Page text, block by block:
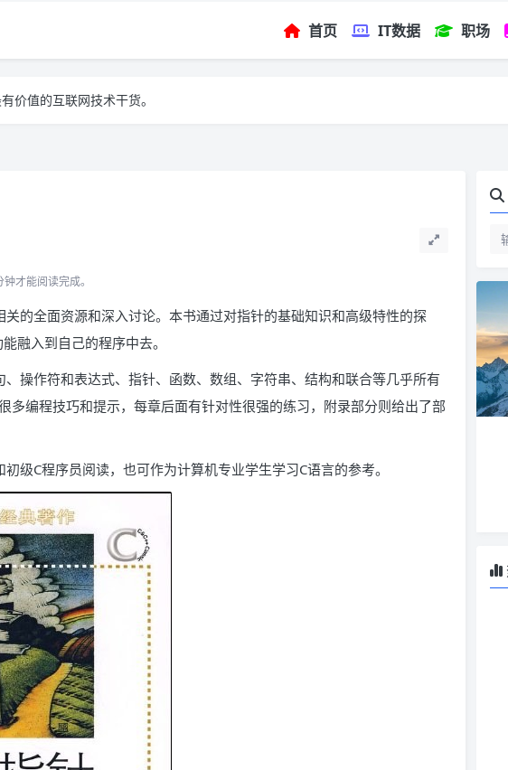
首页 IT数据 职场
价值的互联网技术干货。
才能阅读完成。
关的全面资源和深入讨论。本书通过对指针的基础知识和高级特性的探
融入到自己的程序中去。
操作符和表达式、指针、函数、数组、字符串、结构和联合等几乎所有
多编程技巧和提示，每章后面有针对性很强的练习，附录部分则给出了部
初级C程序员阅读，也可作为计算机专业学生学习C语言的参考。